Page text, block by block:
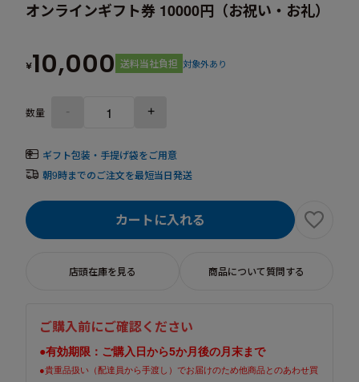
オンラインギフト券 10000円（お祝い・お礼）
¥10,000 送料当社負担 対象外あり
数量 - +
ギフト包装・手提げ袋をご用意
朝9時までのご注文を最短当日発送
カートに入れる
店頭在庫を見る 商品について質問する
ご購入前にご確認ください
●有効期限：ご購入日から5か月後の月末まで
●貴重品扱い（配達員から手渡し）でお届けのため他商品とのあわせ買